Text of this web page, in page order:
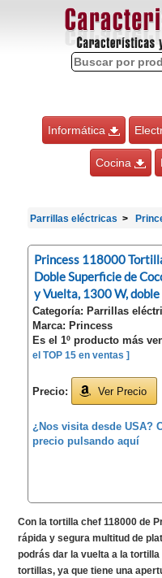
Informática
Cocina
Parrillas eléctricas
Princess 118000
Doble Superficie de
y Vuelta, 1300 W, doble
Categoría: Parrillas
Marca: Princess
Es el 1º producto más
el TOP 15 en ventas ]
Precio: Ver Precio
¿Nos visita desde USA?
precio pulsando aquí
Con la tortilla chef 118000 de
rápida y segura multitud de
podrás dar la vuelta a la
tortillas, ya que tiene una